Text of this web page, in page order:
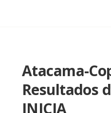
Atacama-
Resultados
INICIA